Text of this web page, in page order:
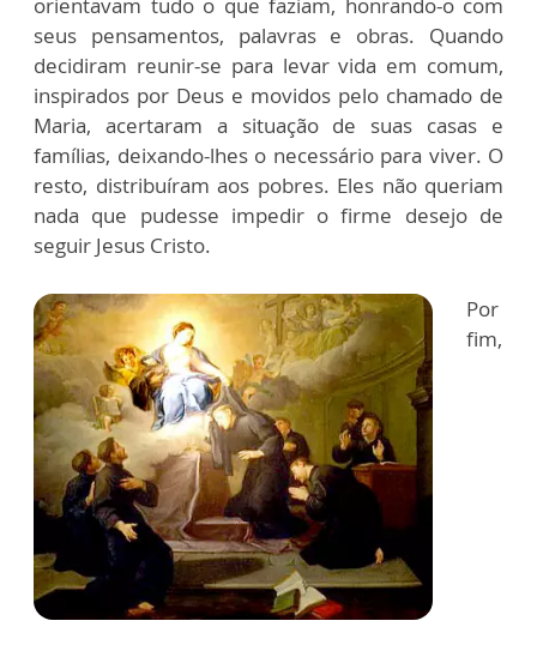
seus pensamentos, palavras e obras. Quando
decidiram reunir-se para levar vida em comum,
inspirados por Deus e movidos pelo chamado de
Maria, acertaram a situação de suas casas e
famílias, deixando-lhes o necessário para viver. O
resto, distribuíram aos pobres. Eles não queriam
nada que pudesse impedir o firme desejo de
seguir Jesus Cristo.
Por
fim,